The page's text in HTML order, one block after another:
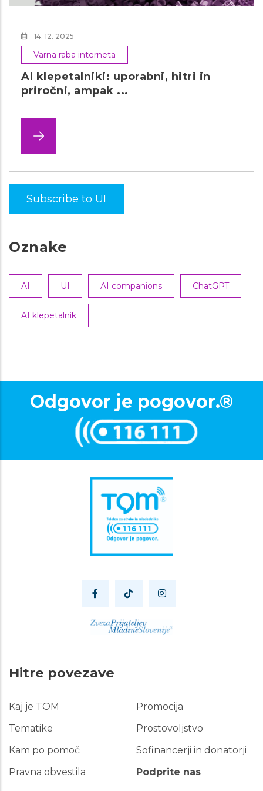
14. 12. 2025
Varna raba interneta
AI klepetalniki: uporabni, hitri in
priročni, ampak ...
Subscribe to UI
Oznake
AI UI AI companions ChatGPT
AI klepetalnik
Odgovor je pogovor.®
Hitre povezave
Hitre
povezave
Kaj je TOM
Tematike
Kam po pomoč
Pravna obvestila
Promocija
Prostovoljstvo
Sofinancerji in donatorji
Podprite nas